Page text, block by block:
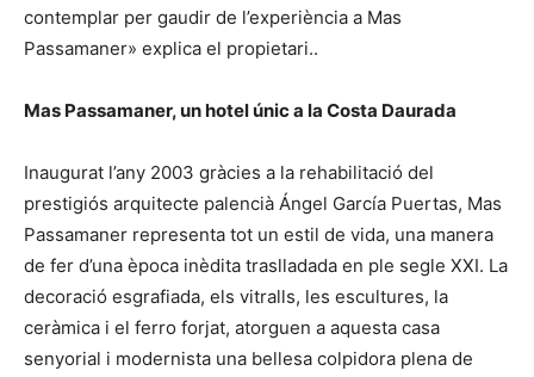
contemplar per gaudir de l’experiència a Mas
Passamaner» explica el propietari..
Mas Passamaner, un hotel únic a la Costa Daurada
Inaugurat l’any 2003 gràcies a la rehabilitació del
prestigiós arquitecte palencià Ángel García Puertas, Mas
Passamaner representa tot un estil de vida, una manera
de fer d’una època inèdita traslladada en ple segle XXI. La
decoració esgrafiada, els vitralls, les escultures, la
ceràmica i el ferro forjat, atorguen a aquesta casa
senyorial i modernista una bellesa colpidora plena de